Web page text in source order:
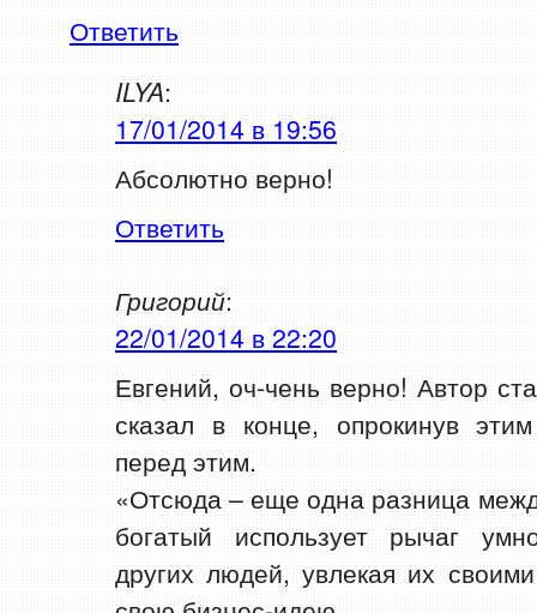
Ответить
ILYA:
17/01/2014 в 19:56
Абсолютно верно!
Ответить
Григорий:
22/01/2014 в 22:20
Евгений, оч-чень верно! Автор
сказал в конце, опрокинув
перед этим.
«Отсюда – еще одна разница
богатый использует рычаг
других людей, увлекая их